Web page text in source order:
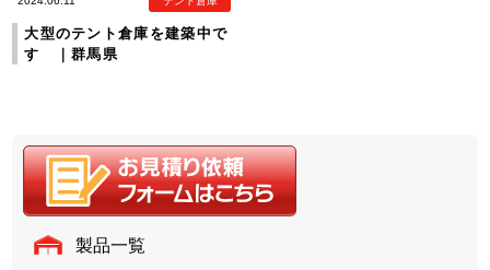
大型のテント倉庫を建築中で
す ｜群馬県
製品一覧